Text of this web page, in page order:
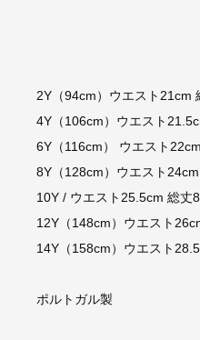
2Y（94cm）ウエスト21cm
4Y（106cm）ウエスト
6Y（116cm） ウエスト
8Y（128cm）ウエスト
10Y / ウエスト25.5cm 総
12Y（148cm）ウエスト
14Y（158cm）ウエスト
ポルトガル製